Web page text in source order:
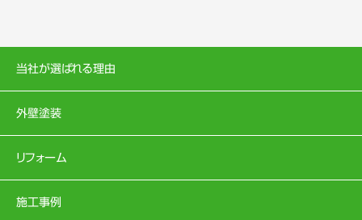
当社が選ばれる理由
外壁塗装
リフォーム
施工事例